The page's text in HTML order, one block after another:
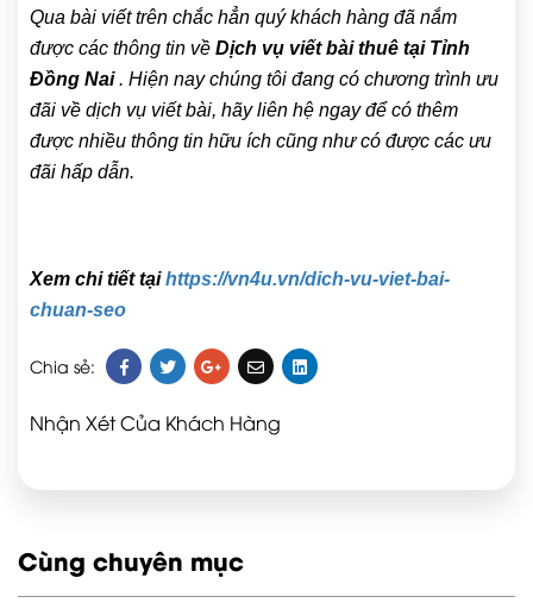
Qua bài viết trên chắc hẳn quý khách hàng đã nắm
được các thông tin về Dịch vụ viết bài thuê tại Tỉnh
Đồng Nai. Hiện nay chúng tôi đang có chương trình ưu
đãi về dịch vụ viết bài, hãy liên hệ ngay để có thêm
được nhiều thông tin hữu ích cũng như có được các ưu
đãi hấp dẫn.
Xem chi tiết tạihttps://vn4u.vn/dich-vu-viet-bai-
chuan-seo
Chia sẻ:
Nhận Xét Của Khách Hàng
Cùng chuyên mục